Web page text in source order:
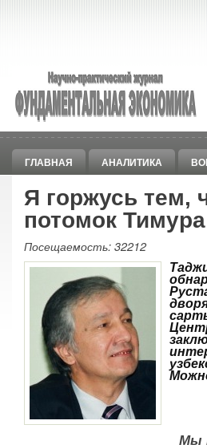
ГЛАВНАЯ АНАЛИТИКА
Я горжусь тем,
потомок Тимура
Посещаемость: 32212
Мы